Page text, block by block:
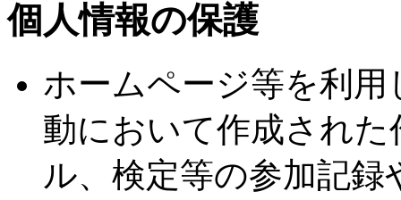
個人情報の保護
ホームページ等を利
動において作成され
ル、検定等の参加記